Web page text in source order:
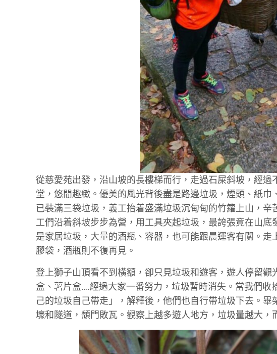
從慈愛苑出發，沿山坡的長樓梯而行，走過石屎斜坡，經
堂，悠閒趣緻。優美的風光背後盡是路邊垃圾，煙頭、紙
已裝滿三袋垃圾，義工抬着盛滿垃圾沉甸甸的竹籮上山，
工們沿着斜坡步步為營，用工具夾起垃圾，最誇張竟在山
是家居垃圾，大量的酒瓶、容器，也可能跟晨運客有關。
膠袋，酒瓶則不復再見。
登上獅子山頂看不到橫額，卻只見垃圾和遊客，遊人停留
盒、薯片盒….經過大家一番努力，垃圾暫時消失。當我們
己的垃圾自己帶走」，解釋後，他們也自行帶垃圾下去。
壕和隧道，頹門敗瓦。觀察上越多遊人地方，垃圾量越大，